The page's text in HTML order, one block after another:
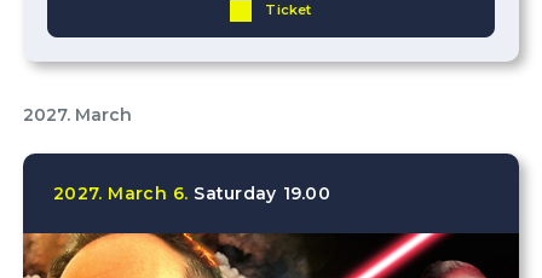
Ticket
2027. March
2027. March 6. Saturday 19.00